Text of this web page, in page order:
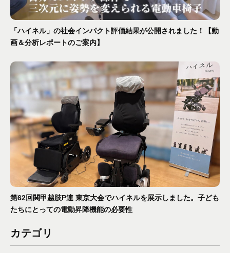
「ハイネル」の社会インパクト評価結果が公開されました！【動
画＆分析レポートのご案内】
第62回関甲越肢P連 東京大会でハイネルを展示しました。子ども
たちにとっての電動昇降機能の必要性
カテゴリ